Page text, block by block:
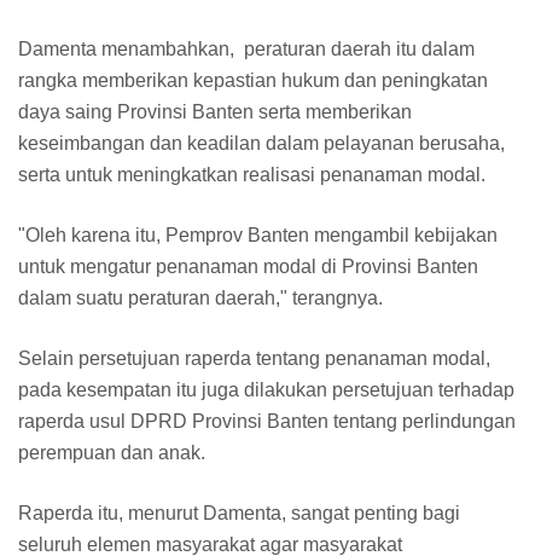
Damenta menambahkan, peraturan daerah itu dalam
rangka memberikan kepastian hukum dan peningkatan
daya saing Provinsi Banten serta memberikan
keseimbangan dan keadilan dalam pelayanan berusaha,
serta untuk meningkatkan realisasi penanaman modal.
"Oleh karena itu, Pemprov Banten mengambil kebijakan
untuk mengatur penanaman modal di Provinsi Banten
dalam suatu peraturan daerah," terangnya.
Selain persetujuan raperda tentang penanaman modal,
pada kesempatan itu juga dilakukan persetujuan terhadap
raperda usul DPRD Provinsi Banten tentang perlindungan
perempuan dan anak.
Raperda itu, menurut Damenta, sangat penting bagi
seluruh elemen masyarakat agar masyarakat